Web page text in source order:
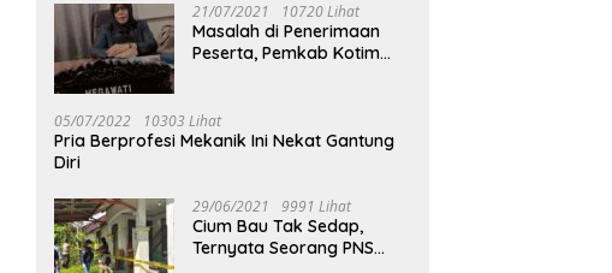
21/07/2021 10720 Lihat
Masalah di Penerimaan
Peserta, Pemkab Kotim
05/07/2022 10303 Lihat
Pria Berprofesi Mekanik Ini Nekat Gantung
Diri
29/06/2021 9991 Lihat
Cium Bau Tak Sedap,
Ternyata Seorang PNS